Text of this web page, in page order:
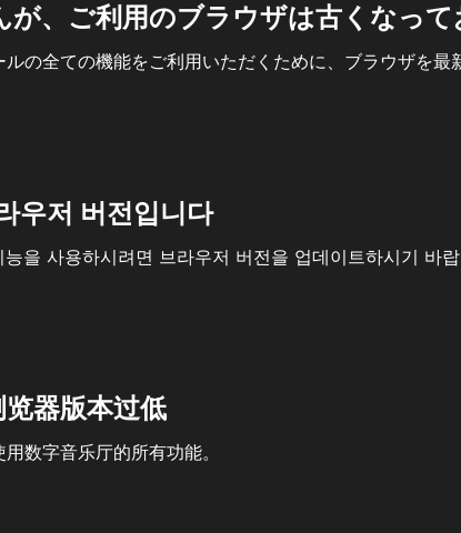
が、ご利用のブラウザは古くなっ
の全ての機能をご利用いただくために、ブラウザを最
우저 버전입니다
을 사용하시려면 브라우저 버전을 업데이트하시기 바
器版本过低
数字音乐厅的所有功能。